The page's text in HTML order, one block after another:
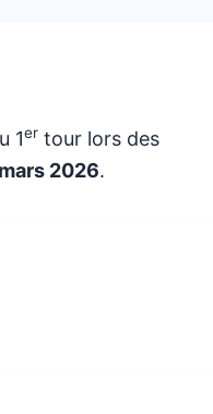
1er tour lors des
2026.